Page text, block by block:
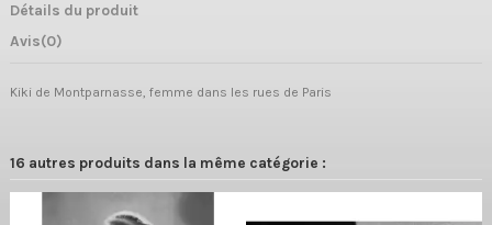
Détails du produit
Avis(0)
Kiki de Montparnasse, femme dans les rues de Paris
16 autres produits dans la même catégorie :